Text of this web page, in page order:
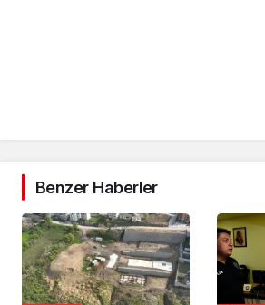
Benzer Haberler